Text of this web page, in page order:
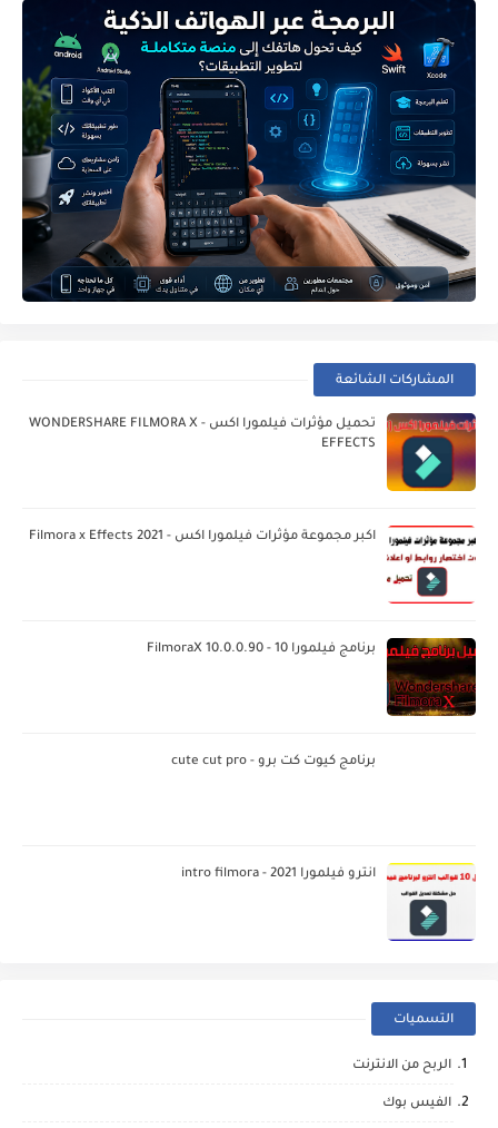
المشاركات الشائعة
تحميل مؤثرات فيلمورا اكس - WONDERSHARE FILMORA X
EFFECTS
اكبر مجموعة مؤثرات فيلمورا اكس - Filmora x Effects 2021
برنامج فيلمورا 10 - FilmoraX 10.0.0.90
برنامج كيوت كت برو - cute cut pro
انترو فيلمورا 2021 - intro filmora
التسميات
الربح من الانترنت
الفيس بوك